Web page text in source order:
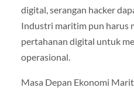
digital, serangan hacker
Industri maritim pun harus
pertahanan digital untuk
operasional.
Masa Depan Ekonomi